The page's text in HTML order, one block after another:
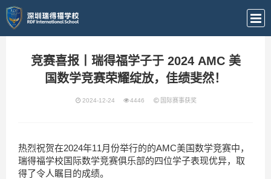
竞赛喜报丨瑞得福学子于 2024 AMC 美
国数学竞赛荣耀绽放，佳绩斐然！
2024-12-24 4446 国际赛事获奖
热烈祝贺在2024年11月份举行的的AMC美国数学竞赛中，
瑞得福学校国际数学竞赛俱乐部的四位学子表现优异，取
得了令人瞩目的成绩。